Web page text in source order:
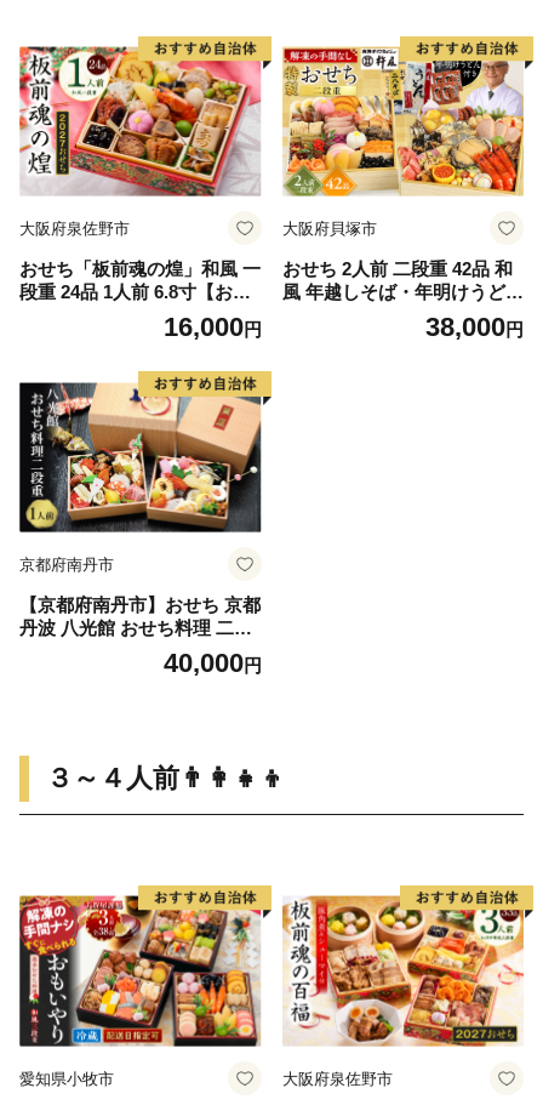
大阪府泉佐野市
おせち「板前魂の煌」和風 一
段重 24品 1人前 6.8寸【おせ
ち料理 板前魂 贅沢おせち お
節 惣菜 冷凍 先行予約 年内発
16,000円
大阪府貝塚市
おせち 2人前 二段重 42品 和
風 年越しそば・年明けうどん
付き グルメ杵屋 おせち料理
重箱 冷凍おせち 縁起物 年末
38,000円
京都府南丹市
【京都府南丹市】おせち 京都
丹波 八光館 おせち料理 二段
重(1人前）12月31日お届け お
節 正月 年末 迎春 冷蔵 ギフ
40,000円
３～４人前👨‍👩‍👧‍👦
愛知県小牧市 大阪府泉佐野市